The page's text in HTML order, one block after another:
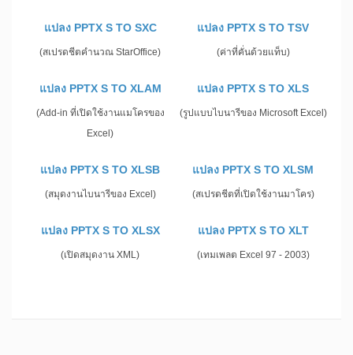
แปลง PPTX S TO SXC
(สเปรดชีตคำนวณ StarOffice)
แปลง PPTX S TO TSV
(ค่าที่คั่นด้วยแท็บ)
แปลง PPTX S TO XLAM
(Add-in ที่เปิดใช้งานแมโครของ
Excel)
แปลง PPTX S TO XLS
(รูปแบบไบนารีของ Microsoft Excel)
แปลง PPTX S TO XLSB
(สมุดงานไบนารีของ Excel)
แปลง PPTX S TO XLSM
(สเปรดชีตที่เปิดใช้งานมาโคร)
แปลง PPTX S TO XLSX
(เปิดสมุดงาน XML)
แปลง PPTX S TO XLT
(เทมเพลต Excel 97 - 2003)